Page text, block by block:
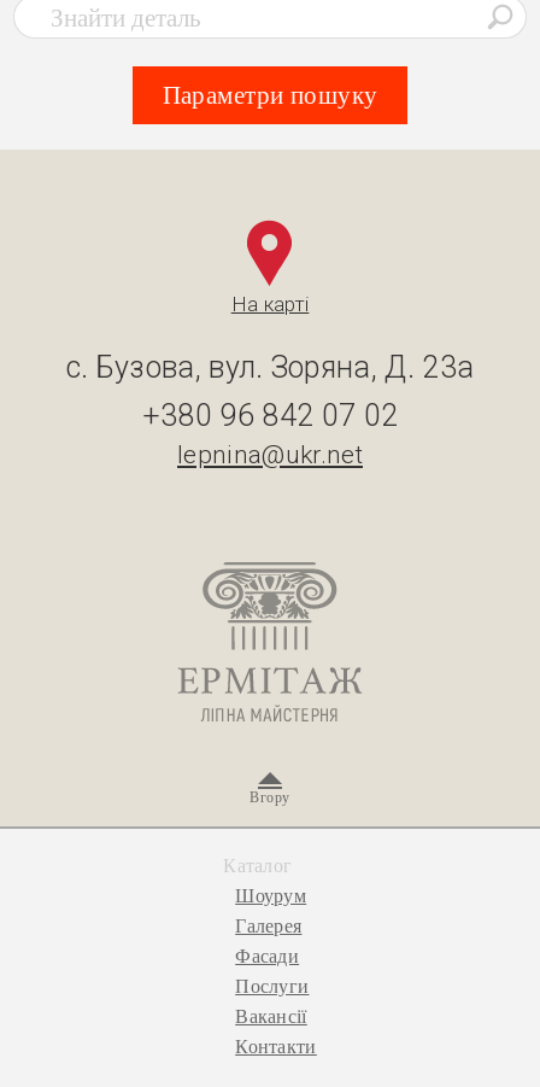
Параметри пошуку
На карті
с. Бузова, вул. Зоряна, Д. 23а
+380 96 842 07 02
lepnina@ukr.net
Вгору
Каталог
Шоурум
Галерея
Фасади
Послуги
Вакансії
Контакти